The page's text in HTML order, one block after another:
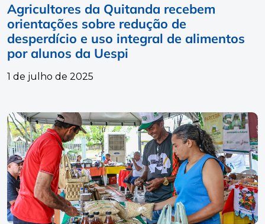
Agricultores da Quitanda recebem
orientações sobre redução de
desperdício e uso integral de alimentos
por alunos da Uespi
1 de julho de 2025